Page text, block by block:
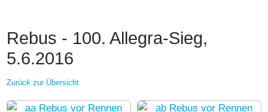
Rebus - 100. Allegra-Sieg,
5.6.2016
Zurück zur Übersicht